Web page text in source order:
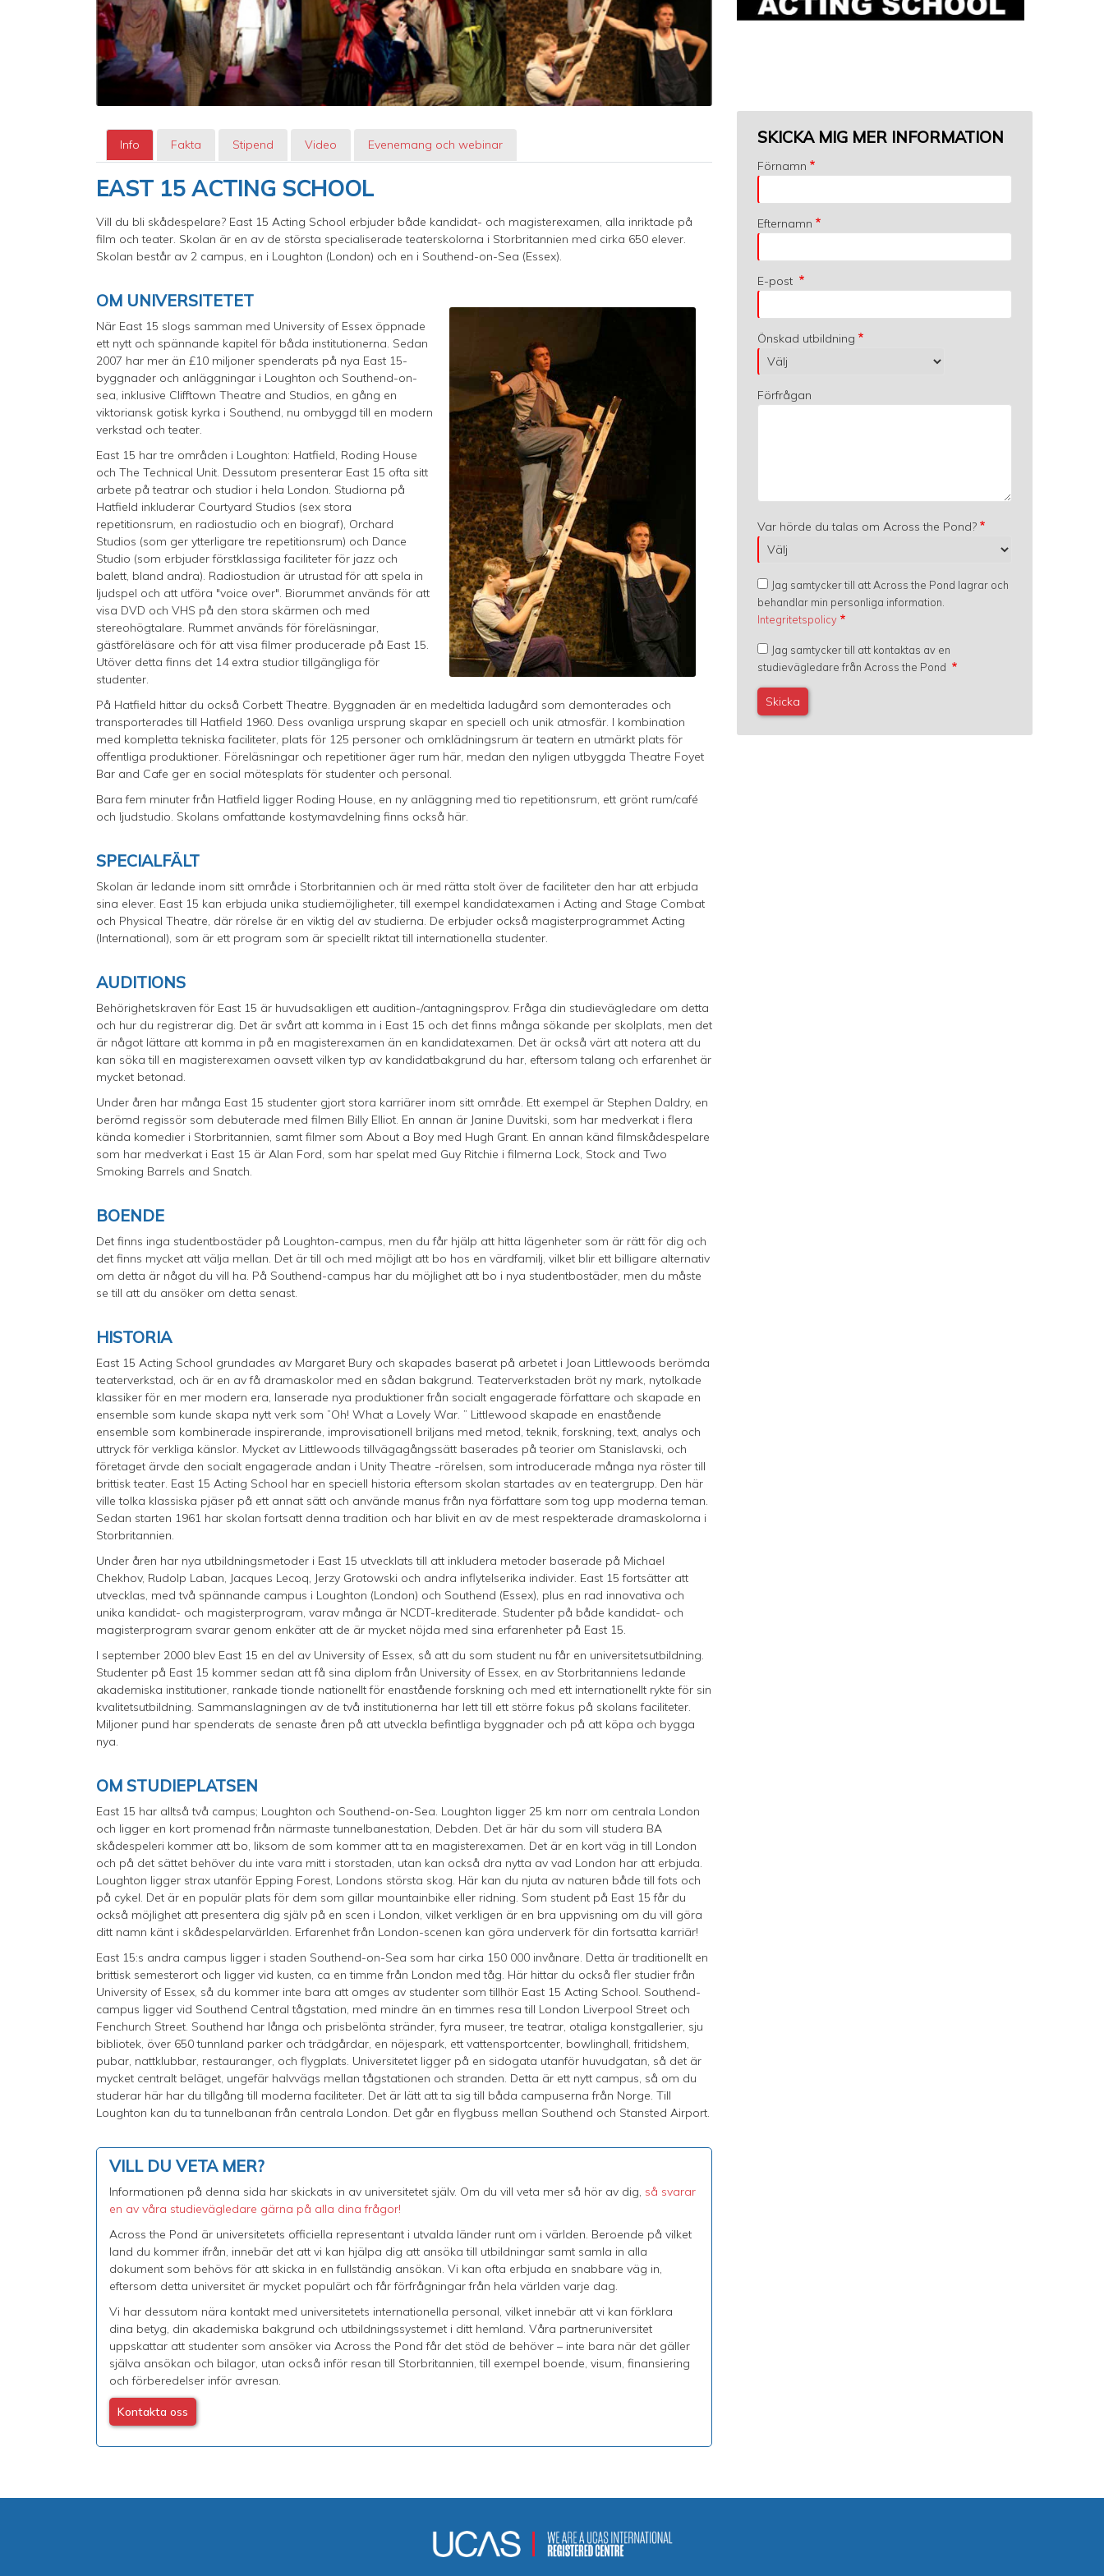
Info Fakta Stipend Video Evenemang och webinar
EAST 15 ACTING SCHOOL
Vill du bli skådespelare? East 15 Acting School erbjuder både kandidat- och magisterexamen, alla inriktade på
film och teater. Skolan är en av de största specialiserade teaterskolorna i Storbritannien med cirka 650 elever.
Skolan består av 2 campus, en i Loughton (London) och en i Southend-on-Sea (Essex).
OM UNIVERSITETET
När East 15 slogs samman med University of Essex öppnade
ett nytt och spännande kapitel för båda institutionerna. Sedan
2007 har mer än £10 miljoner spenderats på nya East 15-
byggnader och anläggningar i Loughton och Southend-on-
sea, inklusive Clifftown Theatre and Studios, en gång en
viktoriansk gotisk kyrka i Southend, nu ombyggd till en modern
verkstad och teater.
East 15 har tre områden i Loughton: Hatfield, Roding House
och The Technical Unit. Dessutom presenterar East 15 ofta sitt
arbete på teatrar och studior i hela London. Studiorna på
Hatfield inkluderar Courtyard Studios (sex stora
repetitionsrum, en radiostudio och en biograf), Orchard
Studios (som ger ytterligare tre repetitionsrum) och Dance
Studio (som erbjuder förstklassiga faciliteter för jazz och
balett, bland andra). Radiostudion är utrustad för att spela in
ljudspel och att utföra "voice over". Biorummet används för att
visa DVD och VHS på den stora skärmen och med
stereohögtalare. Rummet används för föreläsningar,
gästföreläsare och för att visa filmer producerade på East 15.
Utöver detta finns det 14 extra studior tillgängliga för
studenter.
På Hatfield hittar du också Corbett Theatre. Byggnaden är en medeltida ladugård som demonterades och
transporterades till Hatfield 1960. Dess ovanliga ursprung skapar en speciell och unik atmosfär. I kombination
med kompletta tekniska faciliteter, plats för 125 personer och omklädningsrum är teatern en utmärkt plats för
offentliga produktioner. Föreläsningar och repetitioner äger rum här, medan den nyligen utbyggda Theatre Foyet
Bar and Cafe ger en social mötesplats för studenter och personal.
Bara fem minuter från Hatfield ligger Roding House, en ny anläggning med tio repetitionsrum, ett grönt rum/café
och ljudstudio. Skolans omfattande kostymavdelning finns också här.
SPECIALFÄLT
Skolan är ledande inom sitt område i Storbritannien och är med rätta stolt över de faciliteter den har att erbjuda
sina elever. East 15 kan erbjuda unika studiemöjligheter, till exempel kandidatexamen i Acting and Stage Combat
och Physical Theatre, där rörelse är en viktig del av studierna. De erbjuder också magisterprogrammet Acting
(International), som är ett program som är speciellt riktat till internationella studenter.
AUDITIONS
Behörighetskraven för East 15 är huvudsakligen ett audition-/antagningsprov. Fråga din studievägledare om detta
och hur du registrerar dig. Det är svårt att komma in i East 15 och det finns många sökande per skolplats, men det
är något lättare att komma in på en magisterexamen än en kandidatexamen. Det är också värt att notera att du
kan söka till en magisterexamen oavsett vilken typ av kandidatbakgrund du har, eftersom talang och erfarenhet är
mycket betonad.
Under åren har många East 15 studenter gjort stora karriärer inom sitt område. Ett exempel är Stephen Daldry, en
berömd regissör som debuterade med filmen Billy Elliot. En annan är Janine Duvitski, som har medverkat i flera
kända komedier i Storbritannien, samt filmer som About a Boy med Hugh Grant. En annan känd filmskådespelare
som har medverkat i East 15 är Alan Ford, som har spelat med Guy Ritchie i filmerna Lock, Stock and Two
Smoking Barrels and Snatch.
BOENDE
Det finns inga studentbostäder på Loughton-campus, men du får hjälp att hitta lägenheter som är rätt för dig och
det finns mycket att välja mellan. Det är till och med möjligt att bo hos en värdfamilj, vilket blir ett billigare alternativ
om detta är något du vill ha. På Southend-campus har du möjlighet att bo i nya studentbostäder, men du måste
se till att du ansöker om detta senast.
HISTORIA
East 15 Acting School grundades av Margaret Bury och skapades baserat på arbetet i Joan Littlewoods berömda
teaterverkstad, och är en av få dramaskolor med en sådan bakgrund. Teaterverkstaden bröt ny mark, nytolkade
klassiker för en mer modern era, lanserade nya produktioner från socialt engagerade författare och skapade en
ensemble som kunde skapa nytt verk som ”Oh! What a Lovely War. ” Littlewood skapade en enastående
ensemble som kombinerade inspirerande, improvisationell briljans med metod, teknik, forskning, text, analys och
uttryck för verkliga känslor. Mycket av Littlewoods tillvägagångssätt baserades på teorier om Stanislavski, och
företaget ärvde den socialt engagerade andan i Unity Theatre -rörelsen, som introducerade många nya röster till
brittisk teater. East 15 Acting School har en speciell historia eftersom skolan startades av en teatergrupp. Den här
ville tolka klassiska pjäser på ett annat sätt och använde manus från nya författare som tog upp moderna teman.
Sedan starten 1961 har skolan fortsatt denna tradition och har blivit en av de mest respekterade dramaskolorna i
Storbritannien.
Under åren har nya utbildningsmetoder i East 15 utvecklats till att inkludera metoder baserade på Michael
Chekhov, Rudolp Laban, Jacques Lecoq, Jerzy Grotowski och andra inflytelserika individer. East 15 fortsätter att
utvecklas, med två spännande campus i Loughton (London) och Southend (Essex), plus en rad innovativa och
unika kandidat- och magisterprogram, varav många är NCDT-krediterade. Studenter på både kandidat- och
magisterprogram svarar genom enkäter att de är mycket nöjda med sina erfarenheter på East 15.
I september 2000 blev East 15 en del av University of Essex, så att du som student nu får en universitetsutbildning.
Studenter på East 15 kommer sedan att få sina diplom från University of Essex, en av Storbritanniens ledande
akademiska institutioner, rankade tionde nationellt för enastående forskning och med ett internationellt rykte för sin
kvalitetsutbildning. Sammanslagningen av de två institutionerna har lett till ett större fokus på skolans faciliteter.
Miljoner pund har spenderats de senaste åren på att utveckla befintliga byggnader och på att köpa och bygga
nya.
OM STUDIEPLATSEN
East 15 har alltså två campus; Loughton och Southend-on-Sea. Loughton ligger 25 km norr om centrala London
och ligger en kort promenad från närmaste tunnelbanestation, Debden. Det är här du som vill studera BA
skådespeleri kommer att bo, liksom de som kommer att ta en magisterexamen. Det är en kort väg in till London
och på det sättet behöver du inte vara mitt i storstaden, utan kan också dra nytta av vad London har att erbjuda.
Loughton ligger strax utanför Epping Forest, Londons största skog. Här kan du njuta av naturen både till fots och
på cykel. Det är en populär plats för dem som gillar mountainbike eller ridning. Som student på East 15 får du
också möjlighet att presentera dig själv på en scen i London, vilket verkligen är en bra uppvisning om du vill göra
ditt namn känt i skådespelarvärlden. Erfarenhet från London-scenen kan göra underverk för din fortsatta karriär!
East 15:s andra campus ligger i staden Southend-on-Sea som har cirka 150 000 invånare. Detta är traditionellt en
brittisk semesterort och ligger vid kusten, ca en timme från London med tåg. Här hittar du också fler studier från
University of Essex, så du kommer inte bara att omges av studenter som tillhör East 15 Acting School. Southend-
campus ligger vid Southend Central tågstation, med mindre än en timmes resa till London Liverpool Street och
Fenchurch Street. Southend har långa och prisbelönta stränder, fyra museer, tre teatrar, otaliga konstgallerier, sju
bibliotek, över 650 tunnland parker och trädgårdar, en nöjespark, ett vattensportcenter, bowlinghall, fritidshem,
pubar, nattklubbar, restauranger, och flygplats. Universitetet ligger på en sidogata utanför huvudgatan, så det är
mycket centralt beläget, ungefär halvvägs mellan tågstationen och stranden. Detta är ett nytt campus, så om du
studerar här har du tillgång till moderna faciliteter. Det är lätt att ta sig till båda campuserna från Norge. Till
Loughton kan du ta tunnelbanan från centrala London. Det går en flygbuss mellan Southend och Stansted Airport.
VILL DU VETA MER?
Informationen på denna sida har skickats in av universitetet själv. Om du vill veta mer så hör av dig, så svarar
en av våra studievägledare gärna på alla dina frågor!
Across the Pond är universitetets officiella representant i utvalda länder runt om i världen. Beroende på vilket
land du kommer ifrån, innebär det att vi kan hjälpa dig att ansöka till utbildningar samt samla in alla
dokument som behövs för att skicka in en fullständig ansökan. Vi kan ofta erbjuda en snabbare väg in,
eftersom detta universitet är mycket populärt och får förfrågningar från hela världen varje dag.
Vi har dessutom nära kontakt med universitetets internationella personal, vilket innebär att vi kan förklara
dina betyg, din akademiska bakgrund och utbildningssystemet i ditt hemland. Våra partneruniversitet
uppskattar att studenter som ansöker via Across the Pond får det stöd de behöver – inte bara när det gäller
själva ansökan och bilagor, utan också inför resan till Storbritannien, till exempel boende, visum, finansiering
och förberedelser inför avresan.
Kontakta oss
SKICKA MIG MER INFORMATION
Förnamn
Efternamn
E-post
Önskad utbildning
Förfrågan
Var hörde du talas om Across the Pond?
Jag samtycker till att Across the Pond lagrar och
behandlar min personliga information.
Integritetspolicy
Jag samtycker till att kontaktas av en
studievägledare från Across the Pond